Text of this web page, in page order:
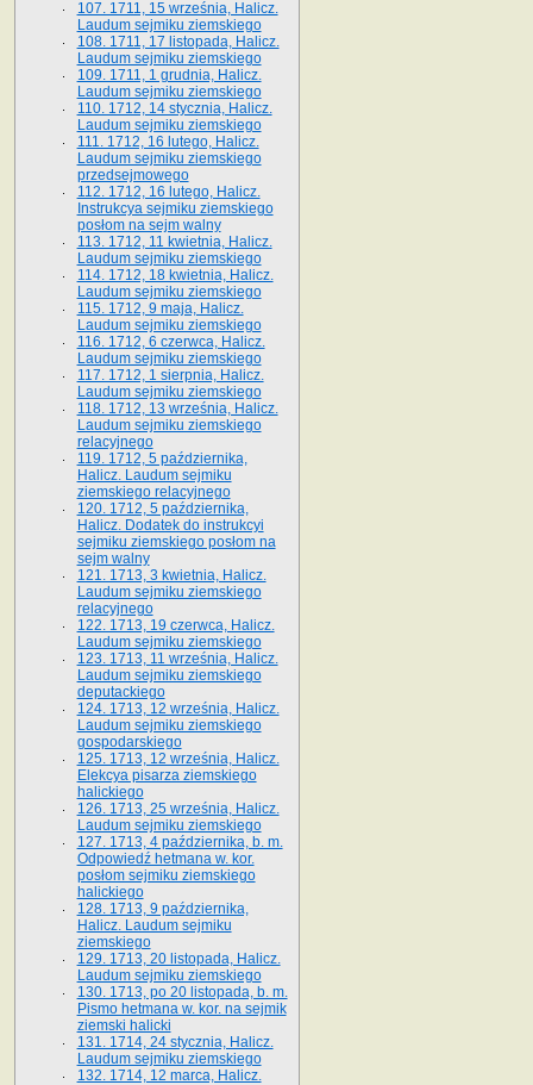
107. 1711, 15 września, Halicz.
Laudum sejmiku ziemskiego
108. 1711, 17 listopada, Halicz.
Laudum sejmiku ziemskiego
109. 1711, 1 grudnia, Halicz.
Laudum sejmiku ziemskiego
110. 1712, 14 stycznia, Halicz.
Laudum sejmiku ziemskiego
111. 1712, 16 lutego, Halicz.
Laudum sejmiku ziemskiego
przedsejmowego
112. 1712, 16 lutego, Halicz.
Instrukcya sejmiku ziemskiego
posłom na sejm walny
113. 1712, 11 kwietnia, Halicz.
Laudum sejmiku ziemskiego
114. 1712, 18 kwietnia, Halicz.
Laudum sejmiku ziemskiego
115. 1712, 9 maja, Halicz.
Laudum sejmiku ziemskiego
116. 1712, 6 czerwca, Halicz.
Laudum sejmiku ziemskiego
117. 1712, 1 sierpnia, Halicz.
Laudum sejmiku ziemskiego
118. 1712, 13 września, Halicz.
Laudum sejmiku ziemskiego
relacyjnego
119. 1712, 5 października,
Halicz. Laudum sejmiku
ziemskiego relacyjnego
120. 1712, 5 października,
Halicz. Dodatek do instrukcyi
sejmiku ziemskiego posłom na
sejm walny
121. 1713, 3 kwietnia, Halicz.
Laudum sejmiku ziemskiego
relacyjnego
122. 1713, 19 czerwca, Halicz.
Laudum sejmiku ziemskiego
123. 1713, 11 września, Halicz.
Laudum sejmiku ziemskiego
deputackiego
124. 1713, 12 września, Halicz.
Laudum sejmiku ziemskiego
gospodarskiego
125. 1713, 12 września, Halicz.
Elekcya pisarza ziemskiego
halickiego
126. 1713, 25 września, Halicz.
Laudum sejmiku ziemskiego
127. 1713, 4 października, b. m.
Odpowiedź hetmana w. kor.
posłom sejmiku ziemskiego
halickiego
128. 1713, 9 października,
Halicz. Laudum sejmiku
ziemskiego
129. 1713, 20 listopada, Halicz.
Laudum sejmiku ziemskiego
130. 1713, po 20 listopada, b. m.
Pismo hetmana w. kor. na sejmik
ziemski halicki
131. 1714, 24 stycznia, Halicz.
Laudum sejmiku ziemskiego
132. 1714, 12 marca, Halicz.